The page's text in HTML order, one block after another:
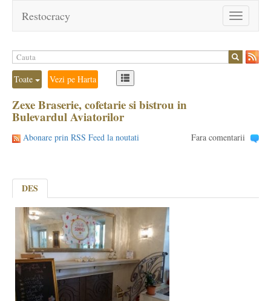
Toggle
navigation
Restocracy
Toate Vezi pe Harta
Zexe Braserie, cofetarie si bistrou in
Bulevardul Aviatorilor
Abonare prin RSS Feed la noutati Fara comentarii
DES